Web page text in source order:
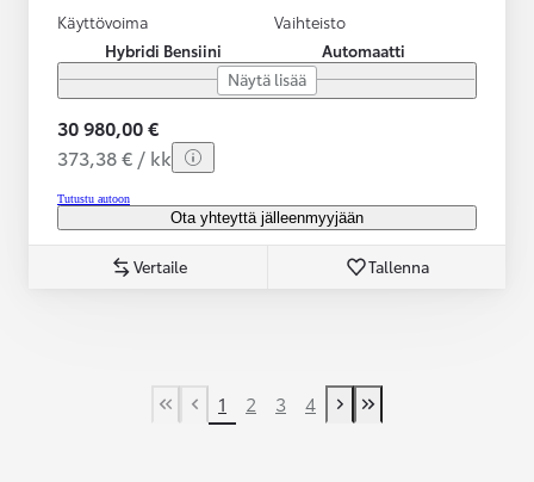
Käyttövoima
Hybridi Bensiini
Vaihteisto
Automaatti
Näytä lisää
30 980,00 €
373,38 € / kk
Tutustu autoon
Ota yhteyttä jälleenmyyjään
Vertaile Tallenna
First Page
Previous page
1 2 3 4
Next page
Last Page